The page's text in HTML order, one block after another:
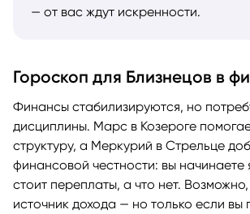
— от вас ждут искренности.
Гороскоп для Близнецов в
Финансы стабилизируются, но
дисциплины. Марс в Козероге
структуру, а Меркурий в Стрельце
финансовой честности: вы начинаете
стоит переплаты, а что нет.
источник дохода — но только если вы